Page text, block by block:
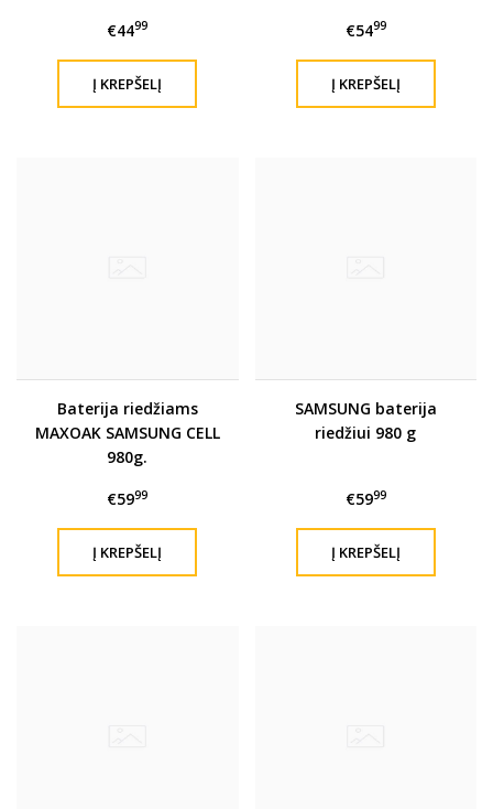
€4499 €5499
Baterija riedžiams
MAXOAK SAMSUNG CELL
980g.
€5999
SAMSUNG baterija
riedžiui 980 g
€5999